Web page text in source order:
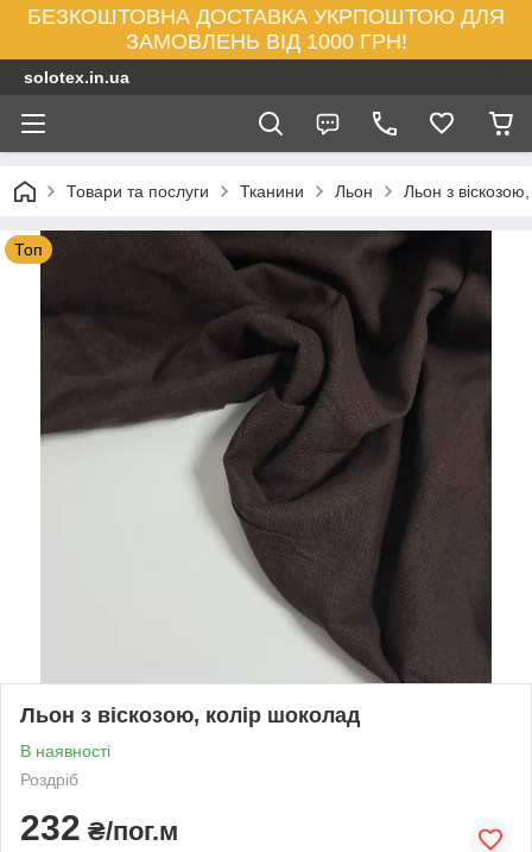
БЕЗКОШТОВНА ДОСТАВКА УКРПОШТОЮ ДЛЯ
ЗАМОВЛЕНЬ ВІД 1000 ГРН!
solotex.in.ua
Товари та послуги Тканини Льон Льон з
Топ
Льон з віскозою, колір шоколад
В наявності
Роздріб
232 ₴/пог.м